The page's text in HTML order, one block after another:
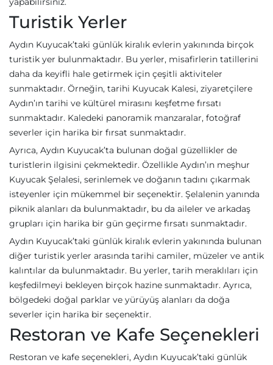
Turistik Yerler
Aydın Kuyucak’taki günlük kiralık evlerin yakınında birçok
turistik yer bulunmaktadır. Bu yerler, misafirlerin tatillerini
daha da keyifli hale getirmek için çeşitli aktiviteler
sunmaktadır. Örneğin, tarihi Kuyucak Kalesi, ziyaretçilere
Aydın’ın tarihi ve kültürel mirasını keşfetme fırsatı
sunmaktadır. Kaledeki panoramik manzaralar, fotoğraf
severler için harika bir fırsat sunmaktadır.
Ayrıca, Aydın Kuyucak’ta bulunan doğal güzellikler de
turistlerin ilgisini çekmektedir. Özellikle Aydın’ın meşhur
Kuyucak Şelalesi, serinlemek ve doğanın tadını çıkarmak
isteyenler için mükemmel bir seçenektir. Şelalenin yanında
piknik alanları da bulunmaktadır, bu da aileler ve arkadaş
grupları için harika bir gün geçirme fırsatı sunmaktadır.
Aydın Kuyucak’taki günlük kiralık evlerin yakınında bulunan
diğer turistik yerler arasında tarihi camiler, müzeler ve antik
kalıntılar da bulunmaktadır. Bu yerler, tarih meraklıları için
keşfedilmeyi bekleyen birçok hazine sunmaktadır. Ayrıca,
bölgedeki doğal parklar ve yürüyüş alanları da doğa
severler için harika bir seçenektir.
Restoran ve Kafe Seçenekleri
Restoran ve kafe seçenekleri, Aydın Kuyucak’taki günlük